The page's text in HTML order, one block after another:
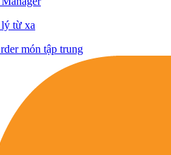
từ xa
món tập trung